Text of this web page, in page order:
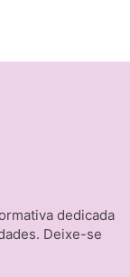
dedicada
Deixe-se